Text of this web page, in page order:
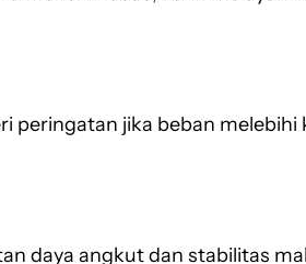
jika beban melebihi
daya angkut dan stabilitas